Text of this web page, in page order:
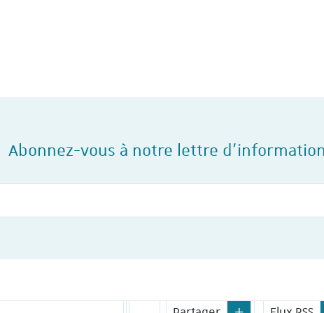
Abonnez-vous à notre lettre d'information